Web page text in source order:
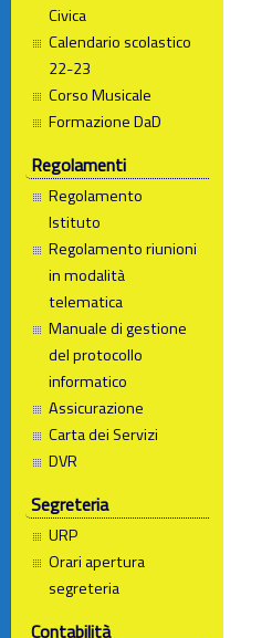
Civica
Calendario scolastico
22-23
Corso Musicale
Formazione DaD
Regolamenti
Regolamento
Istituto
Regolamento riunioni
in modalità
telematica
Manuale di gestione
del protocollo
informatico
Assicurazione
Carta dei Servizi
DVR
Segreteria
URP
Orari apertura
segreteria
Contabilità